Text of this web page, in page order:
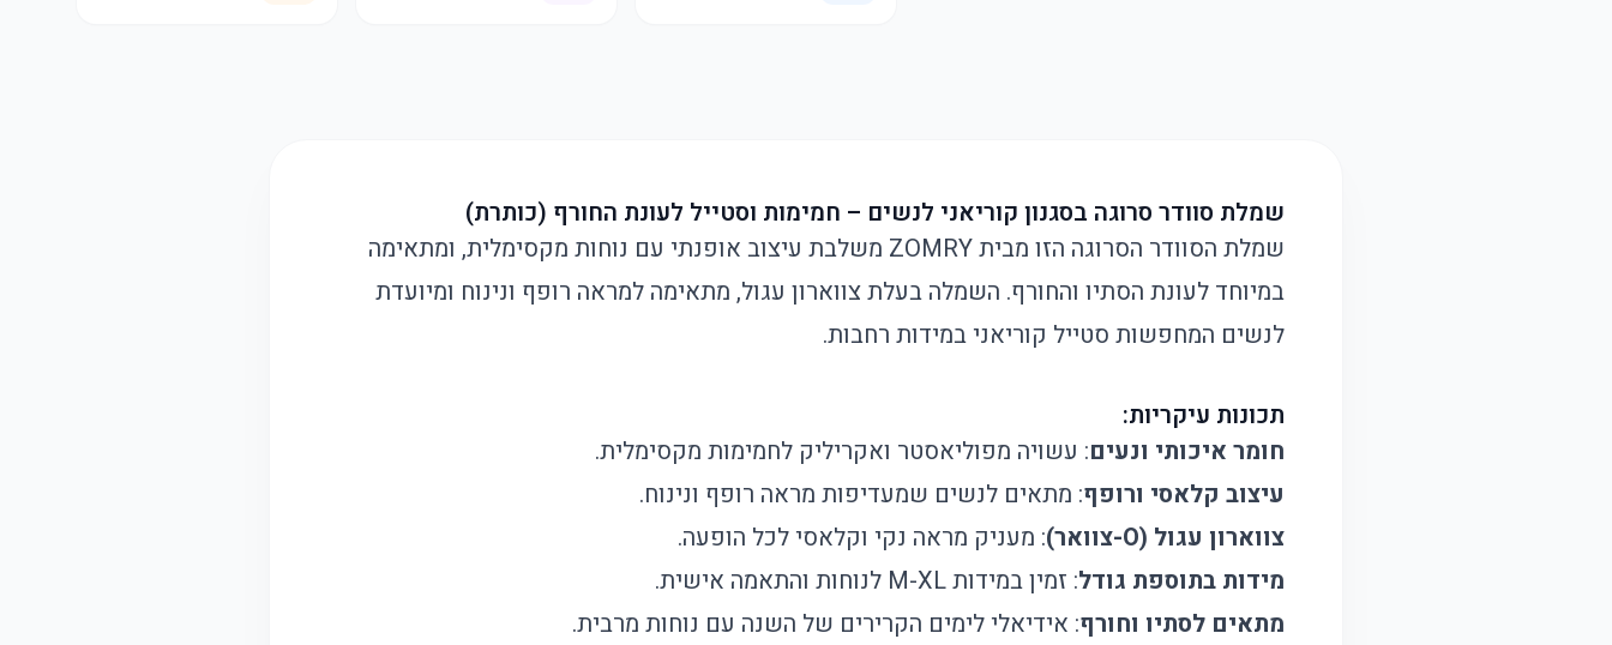
שמלת סוודר סרוגה בסגנון קוריאני לנשים – חמימות וסטייל לעונת החורף (כותרת)
שמלת הסוודר הסרוגה הזו מבית ZOMRY משלבת עיצוב אופנתי עם נוחות מקסימלית, ומתאימה
במיוחד לעונת הסתיו והחורף. השמלה בעלת צווארון עגול, מתאימה למראה רופף ונינוח ומיועדת
לנשים המחפשות סטייל קוריאני במידות רחבות.
תכונות עיקריות:
חומר איכותי ונעים: עשויה מפוליאסטר ואקריליק לחמימות מקסימלית.
עיצוב קלאסי ורופף: מתאים לנשים שמעדיפות מראה רופף ונינוח.
צווארון עגול (O-צוואר)
: מעניק מראה נקי וקלאסי לכל הופעה.
מידות בתוספת גודל: זמין במידות M-XL לנוחות והתאמה אישית.
מתאים לסתיו וחורף: אידיאלי לימים הקרירים של השנה עם נוחות מרבית.